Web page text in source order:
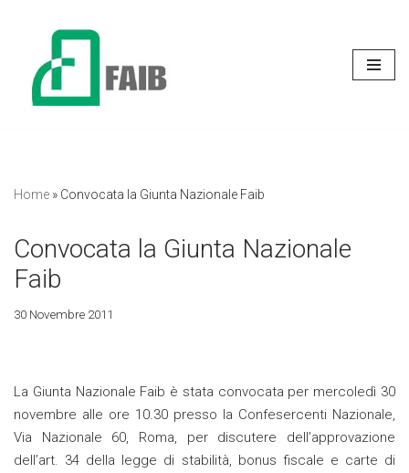
contenuto
Home » Convocata la Giunta Nazionale Faib
Convocata la Giunta Nazionale
Faib
30 Novembre 2011
La Giunta Nazionale Faib è stata convocata per mercoledì 30
novembre alle ore 10.30 presso la Confesercenti Nazionale,
Via Nazionale 60, Roma, per discutere dell’approvazione
dell’art. 34 della legge di stabilità, bonus fiscale e carte di